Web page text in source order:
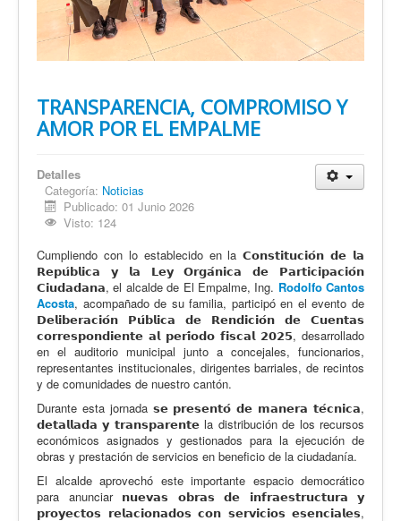
TRANSPARENCIA, COMPROMISO Y
AMOR POR EL EMPALME
Detalles
Categoría: Noticias
Publicado: 01 Junio 2026
Visto: 124
Cumpliendo con lo establecido en la 𝗖𝗼𝗻𝘀𝘁𝗶𝘁𝘂𝗰𝗶𝗼́𝗻 𝗱𝗲 𝗹𝗮
𝗥𝗲𝗽𝘂́𝗯𝗹𝗶𝗰𝗮 𝘆 𝗹𝗮 𝗟𝗲𝘆 𝗢𝗿𝗴𝗮́𝗻𝗶𝗰𝗮 𝗱𝗲 𝗣𝗮𝗿𝘁𝗶𝗰𝗶𝗽𝗮𝗰𝗶𝗼́𝗻
𝗖𝗶𝘂𝗱𝗮𝗱𝗮𝗻𝗮, el alcalde de El Empalme, Ing. Rodolfo Cantos
Acosta, acompañado de su familia, participó en el evento de
𝗗𝗲𝗹𝗶𝗯𝗲𝗿𝗮𝗰𝗶𝗼́𝗻 𝗣𝘂́𝗯𝗹𝗶𝗰𝗮 𝗱𝗲 𝗥𝗲𝗻𝗱𝗶𝗰𝗶𝗼́𝗻 𝗱𝗲 𝗖𝘂𝗲𝗻𝘁𝗮𝘀
𝗰𝗼𝗿𝗿𝗲𝘀𝗽𝗼𝗻𝗱𝗶𝗲𝗻𝘁𝗲 𝗮𝗹 𝗽𝗲𝗿𝗶́𝗼𝗱𝗼 𝗳𝗶𝘀𝗰𝗮𝗹 𝟮𝟬𝟮𝟱, desarrollado
en el auditorio municipal junto a concejales, funcionarios,
representantes institucionales, dirigentes barriales, de recintos
y de comunidades de nuestro cantón.
Durante esta jornada 𝘀𝗲 𝗽𝗿𝗲𝘀𝗲𝗻𝘁𝗼́ 𝗱𝗲 𝗺𝗮𝗻𝗲𝗿𝗮 𝘁𝗲́𝗰𝗻𝗶𝗰𝗮,
𝗱𝗲𝘁𝗮𝗹𝗹𝗮𝗱𝗮 𝘆 𝘁𝗿𝗮𝗻𝘀𝗽𝗮𝗿𝗲𝗻𝘁𝗲 la distribución de los recursos
económicos asignados y gestionados para la ejecución de
obras y prestación de servicios en beneficio de la ciudadanía.
El alcalde aprovechó este importante espacio democrático
para anunciar 𝗻𝘂𝗲𝘃𝗮𝘀 𝗼𝗯𝗿𝗮𝘀 𝗱𝗲 𝗶𝗻𝗳𝗿𝗮𝗲𝘀𝘁𝗿𝘂𝗰𝘁𝘂𝗿𝗮 𝘆
𝗽𝗿𝗼𝘆𝗲𝗰𝘁𝗼𝘀 𝗿𝗲𝗹𝗮𝗰𝗶𝗼𝗻𝗮𝗱𝗼𝘀 𝗰𝗼𝗻 𝘀𝗲𝗿𝘃𝗶𝗰𝗶𝗼𝘀 𝗲𝘀𝗲𝗻𝗰𝗶𝗮𝗹𝗲𝘀,